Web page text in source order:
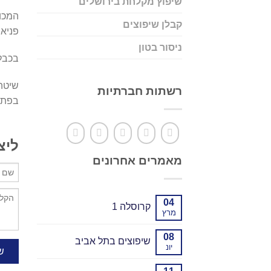
בכבל
בפתיחת פתח
קבלן שיפוצים
ניסור בטון
רשתות חברתיות
מאמרים אחרונים
04
מרץ
קרוסלה 1
08
יונ
שיפוצים בתל אביב